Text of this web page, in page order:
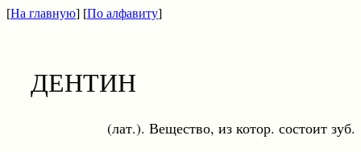
[На главную] [По алфавиту]
ДЕНТИН
(лат.). Вещество, из котор. состоит зуб.